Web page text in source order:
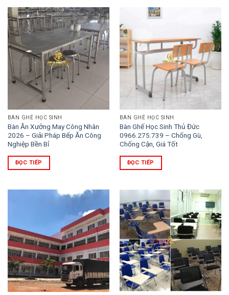
BÀN GHẾ HỌC SINH
Bàn Ăn Xưởng May Công Nhân
2026 – Giải Pháp Bếp Ăn Công
Nghiệp Bền Bỉ
ĐỌC TIẾP
BÀN GHẾ HỌC SINH
Bàn Ghế Học Sinh Thủ Đức
0966.275.739 – Chống Gù,
Chống Cận, Giá Tốt
ĐỌC TIẾP